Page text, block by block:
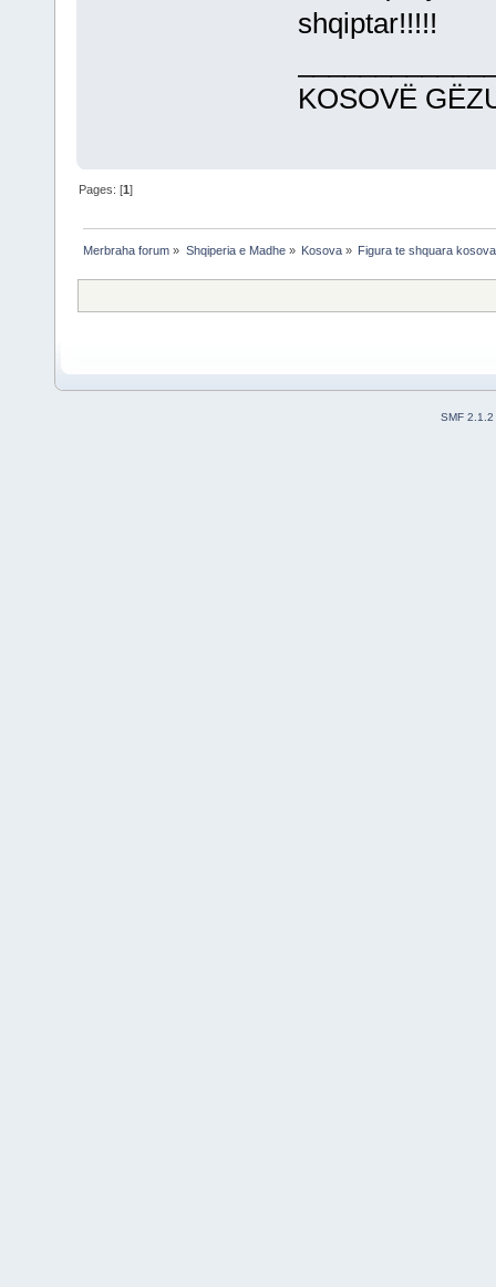
shqiptar!!!!!
KOSOVË
Pages: [1]
Merbraha forum » Shqiperia e Madhe» Kosova» Figura te shquara
SMF 2.1.2